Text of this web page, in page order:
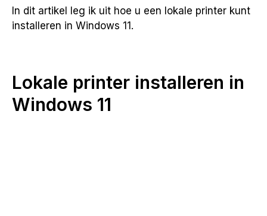
In dit artikel leg ik uit hoe u een lokale printer kunt
installeren in Windows 11.
Lokale printer installeren in
Windows 11